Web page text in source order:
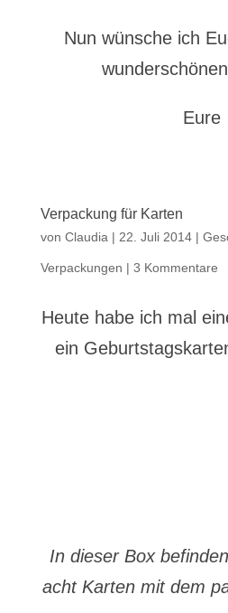
Nun wünsche ich
Eure
Verpackung für Karten
von Claudia | 22. Juli 2014|
Verpackungen | 3 Kommentare
Heute habe ich mal
ein
In dieser Box
acht Karten mit dem